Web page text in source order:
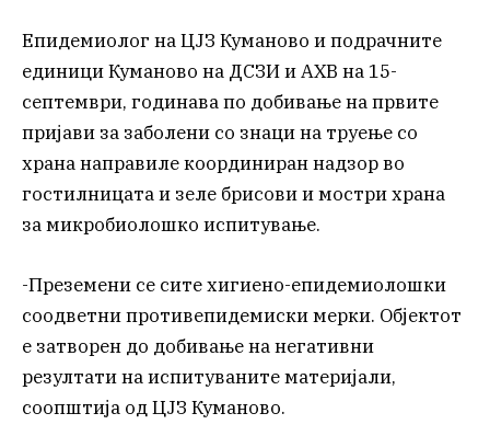
Епидемиолог на ЦЈЗ Куманово и подрачните
единици Куманово на ДСЗИ и АХВ на 15-
септември, годинава по добивање на првите
пријави за заболени со знаци на труење со
храна направиле координиран надзор во
гостилницата и зеле брисови и мостри храна
за микробиолошко испитување.
-Преземени се сите хигиено-епидемиолошки
соодветни противепидемиски мерки. Објектот
е затворен до добивање на негативни
резултати на испитуваните материјали,
соопштија од ЦЈЗ Куманово.